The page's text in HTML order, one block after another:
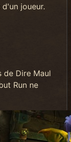
joueur.
de Dire Maul
Run ne